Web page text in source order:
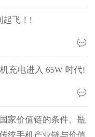
起飞！!
充电进入 65W 时代!
家价值链的条件、瓶